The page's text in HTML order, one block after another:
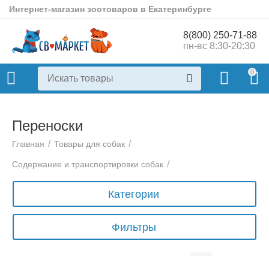
Интернет-магазин зоотоваров в Екатеринбурге
8(800) 250-71-88
пн-вс 8:30-20:30
0
Переноски
Главная / Товары для собак /
Содержание и транспортировки собак /
Категории
Фильтры